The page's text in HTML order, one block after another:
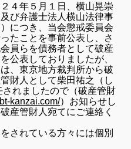
４年５月１日、横山晃崇
び弁護士法人横山法律事
につき、当会懲戒委員会
たことを事前公表し、さ
員らを債務者として破産
公表しておりましたが、
、東京地方裁判所から破
財人として柴田祐之（し
れましたので（破産管財
kanzai.com/）お知らせし
産管財人宛てにご連絡く
されている方々には個別